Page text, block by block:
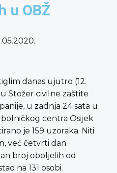
u OBŽ
danas ujutro (12.
Stožer civilne zaštite
u zadnja 24 sata u
centra Osijek
je 159 uzoraka. Niti
već četvrti dan
broj oboljelih od
na 131 osobi.